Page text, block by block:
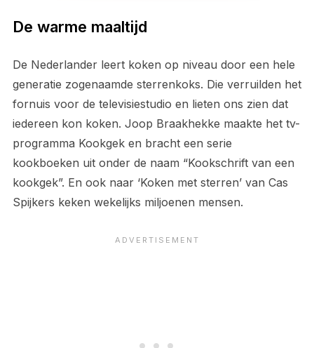
De warme maaltijd
De Nederlander leert koken op niveau door een hele
generatie zogenaamde sterrenkoks. Die verruilden het
fornuis voor de televisiestudio en lieten ons zien dat
iedereen kon koken. Joop Braakhekke maakte het tv-
programma Kookgek en bracht een serie
kookboeken uit onder de naam “Kookschrift van een
kookgek”. En ook naar ‘Koken met sterren’ van Cas
Spijkers keken wekelijks miljoenen mensen.